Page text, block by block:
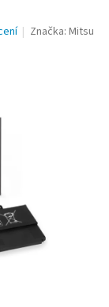
Značka:Mitsu